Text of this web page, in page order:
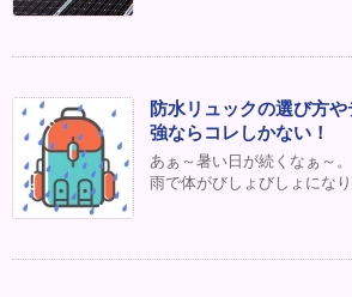
防水リュックの選び方
強ならコレしかない！
あぁ～暑い日が続くなぁ～
雨で体がびしょびしょにな